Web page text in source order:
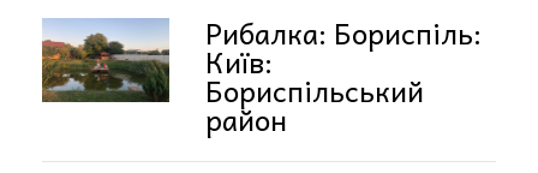
Рибалка: Бориспіль:
Київ:
Бориспільський
район